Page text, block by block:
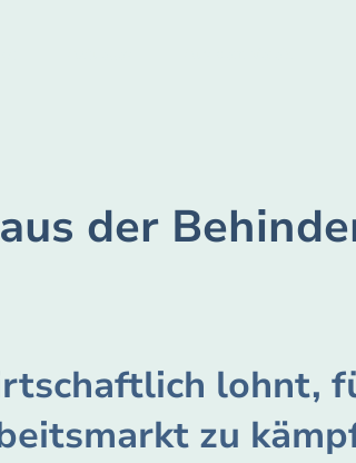
der
lohnt,
zu